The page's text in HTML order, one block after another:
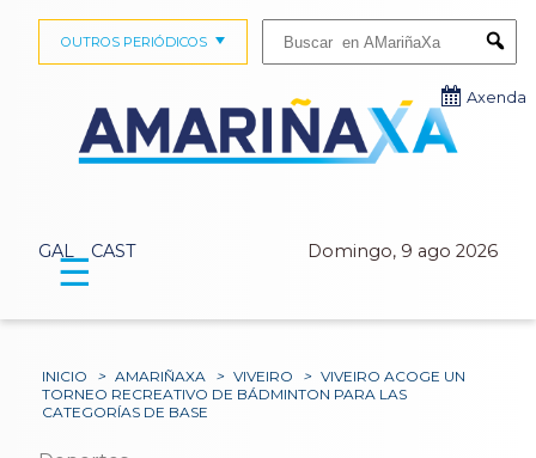
GAL CAST Domingo, 9 ago 2026
OUTROS PERIÓDICOS
Axenda
☰
INICIO > AMARIÑAXA > VIVEIRO > VIVEIRO ACOGE UN
TORNEO RECREATIVO DE BÁDMINTON PARA LAS
CATEGORÍAS DE BASE